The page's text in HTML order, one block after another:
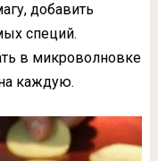
добавить
специй.
в микроволновке
каждую.